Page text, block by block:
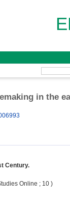
in the
Century.
Online ; 10 )